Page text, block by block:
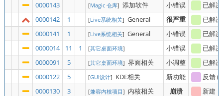
0000143
[Magic 仓库] 添加软件 小错误 已解决
0000142
1 [Live系统相关] General 很严重 已解决
0000141
1 [Live系统相关] General 小错误 已解决
0000014
11 1 [其它桌面环境] 小错误 已解决
0000091
5 [其它桌面环境] 界面相关 小调整 已解决
0000122
5 [GUI设计] KDE相关 新功能 反馈(
0000130
3 [兼容内核项目] 内核相关 崩溃
新建